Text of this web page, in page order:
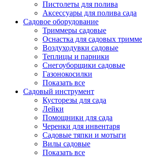
Пистолеты для полива
Аксессуары для полива сада
Садовое оборудование
Триммеры садовые
Оснастка для садовых
Воздуходувки садовые
Теплицы и парники
Снегоуборщики садовые
Газонокосилки
Показать все
Садовый инструмент
Кусторезы для сада
Лейки
Помощники для сада
Черенки для инвентаря
Садовые тяпки и мотыги
Вилы садовые
Показать все